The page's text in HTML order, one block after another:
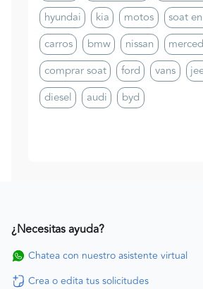
hyundai
kia motos
soat
carros
bmw nissan
comprar soat
ford vans
diesel
audi byd
¿Necesitas ayuda?
Chatea con nuestro asistente virtual
Crea o edita tus solicitudes